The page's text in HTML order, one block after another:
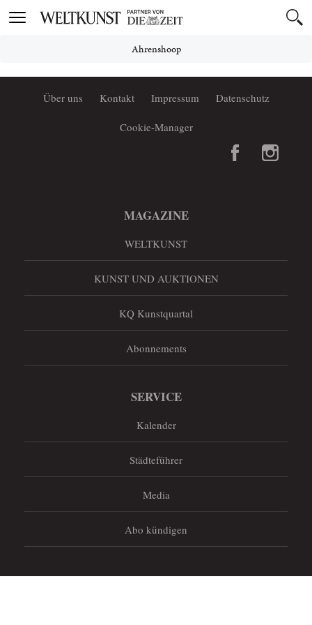
Toggle
Ahrenshoop
Über uns Kontakt Impressum Datenschutz
Cookie-Manager
MAGAZINE
WELTKUNST
KUNST UND AUKTIONEN
KQ Kunstquartal
Abonnements
SERVICE
Kalender
Städteführer
Media
Abo kündigen